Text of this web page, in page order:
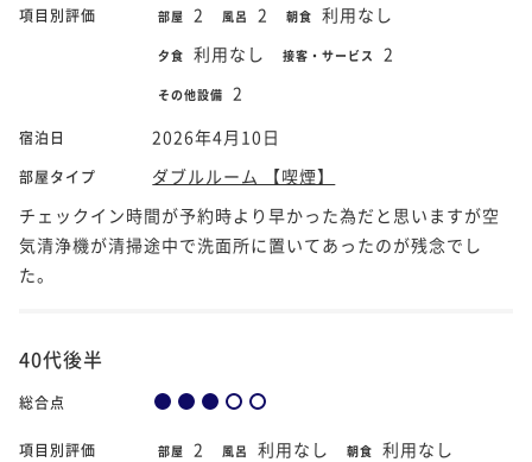
項目別評価 部屋 2 風呂 2 朝食 利用なし
夕食 利用なし 接客・サービス 2
その他設備 2
宿泊日 2026年4月10日
部屋タイプ
ダブルルーム 【喫煙】
チェックイン時間が予約時より早かった為だと思いますが空
気清浄機が清掃途中で洗面所に置いてあったのが残念でし
た。
40代後半
総合点
項目別評価 部屋 2 風呂 利用なし 朝食 利用なし